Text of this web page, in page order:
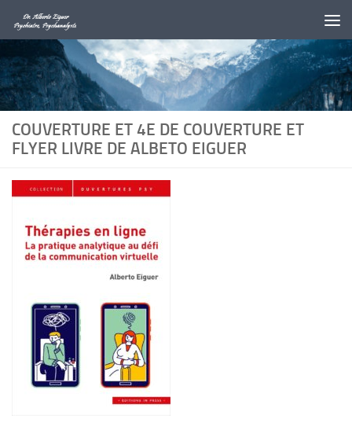
Au dessous du contenu
COUVERTURE ET 4E DE COUVERTURE ET
FLYER LIVRE DE ALBETO EIGUER